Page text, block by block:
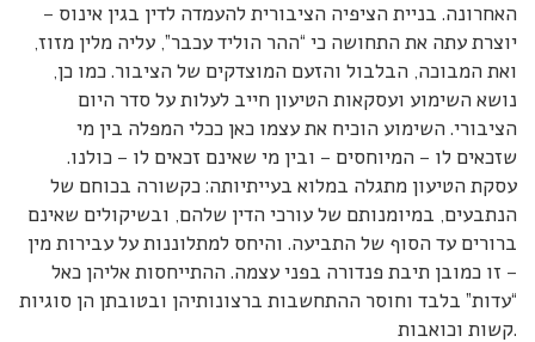
האחרונה. בניית הציפיה הציבורית להעמדה לדין בגין אינוס –
יוצרת עתה את התחושה כי “ההר הוליד עכבר”, עליה מלין מזוז,
ואת המבוכה, הבלבול והזעם המוצדקים של הציבור. כמו כן,
נושא השימוע ועסקאות הטיעון חייב לעלות על סדר היום
הציבורי. השימוע הוכיח את עצמו כאן ככלי המפלה בין מי
שזכאים לו – המיוחסים – ובין מי שאינם זכאים לו – כולנו.
עסקת הטיעון מתגלה במלוא בעייתיותה: כקשורה בכוחם של
הנתבעים, במיומנותם של עורכי הדין שלהם, ובשיקולים שאינם
ברורים עד הסוף של התביעה. והיחס למתלוננות על עבירות מין
– זו כמובן תיבת פנדורה בפני עצמה. ההתייחסות אליהן כאל
“עדות” בלבד וחוסר ההתחשבות ברצונותיהן ובטובתן הן סוגיות
קשות וכואבות.